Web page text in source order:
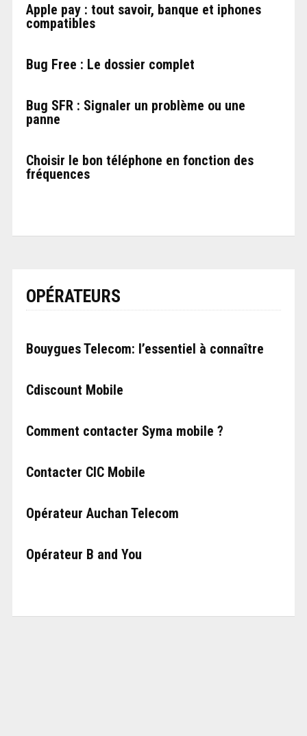
Apple pay : tout savoir, banque et iphones
compatibles
Bug Free : Le dossier complet
Bug SFR : Signaler un problème ou une
panne
Choisir le bon téléphone en fonction des
fréquences
OPÉRATEURS
Bouygues Telecom: l’essentiel à connaître
Cdiscount Mobile
Comment contacter Syma mobile ?
Contacter CIC Mobile
Opérateur Auchan Telecom
Opérateur B and You